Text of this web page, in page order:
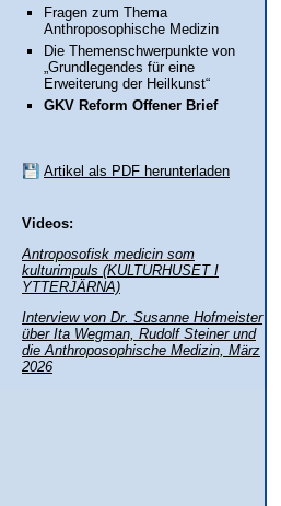
Fragen zum Thema
Anthroposophische Medizin
Die Themenschwerpunkte von
„Grundlegendes für eine
Erweiterung der Heilkunst“
GKV Reform Offener Brief
Artikel als PDF herunterladen
Videos:
Antroposofisk medicin som
kulturimpuls (KULTURHUSET I
YTTERJÄRNA)
Interview von Dr. Susanne Hofmeister
über Ita Wegman, Rudolf Steiner und
die Anthroposophische Medizin, März
2026